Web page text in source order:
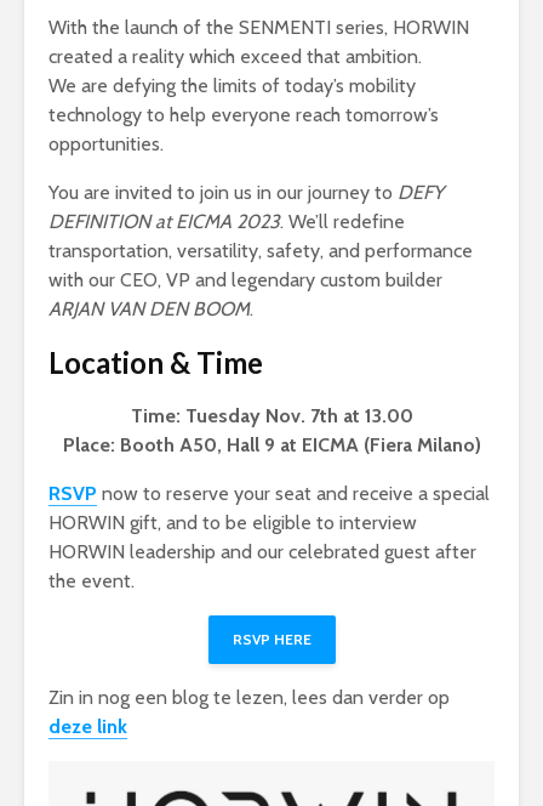
With the launch of the SENMENTI series, HORWIN
created a reality which exceed that ambition.
We are defying the limits of today’s mobility
technology to help everyone reach tomorrow’s
opportunities.
You are invited to join us in our journey to DEFY
DEFINITION at EICMA 2023. We’ll redefine
transportation, versatility, safety, and performance
with our CEO, VP and legendary custom builder
ARJAN VAN DEN BOOM.
Location & Time
Time: Tuesday Nov. 7th at 13.00
Place: Booth A50, Hall 9 at EICMA (Fiera Milano)
RSVP now to reserve your seat and receive a special
HORWIN gift, and to be eligible to interview
HORWIN leadership and our celebrated guest after
the event.
RSVP HERE
Zin in nog een blog te lezen, lees dan verder op
deze link